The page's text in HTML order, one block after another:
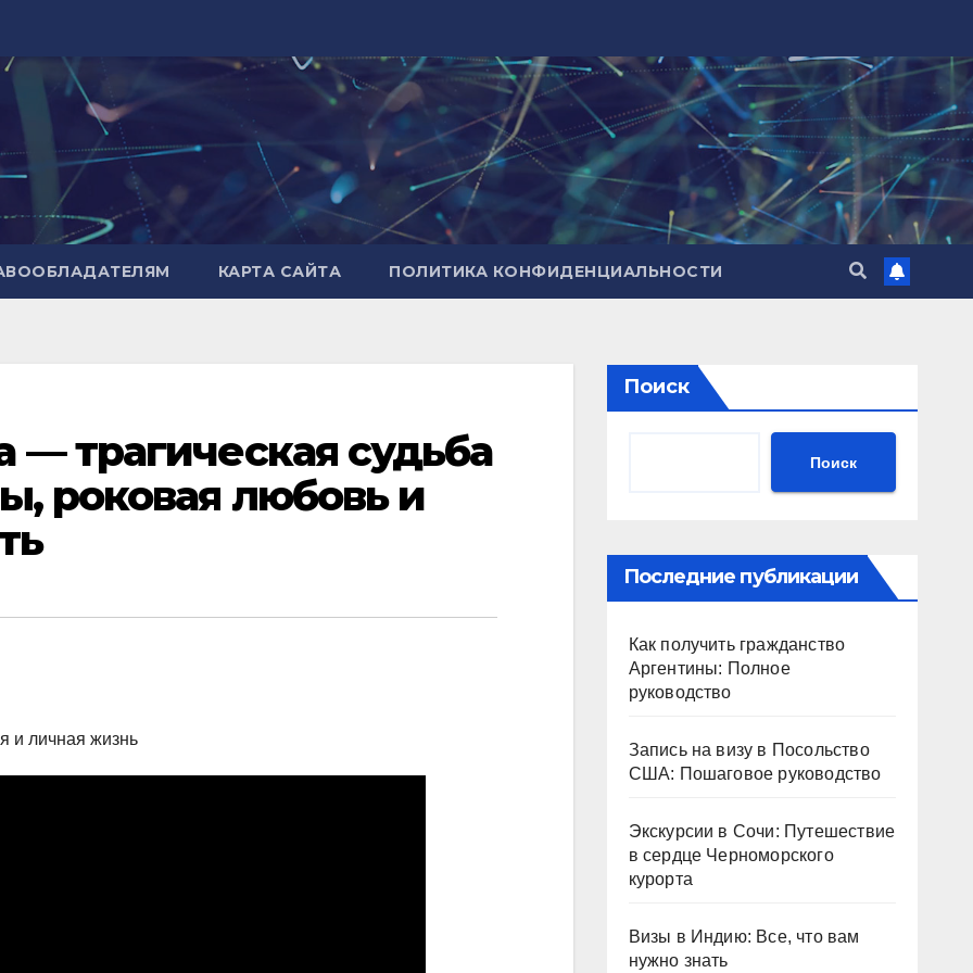
КАРТА САЙТА ПОЛИТИКА КОНФИДЕНЦИАЛЬНОСТИ
— трагическая судьба
роковая любовь и
Поиск
Поиск
Последние публикации
Как получить гражданство
Аргентины: Полное
руководство
Запись на визу в Посольство
США: Пошаговое руководство
Экскурсии в Сочи: Путешествие
в сердце Черноморского
курорта
Визы в Индию: Все, что вам
нужно знать